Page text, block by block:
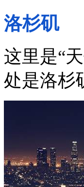
洛杉矶
这里是“
处是洛杉